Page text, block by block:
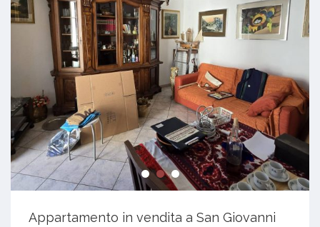
Appartamento in vendita a San Giovanni